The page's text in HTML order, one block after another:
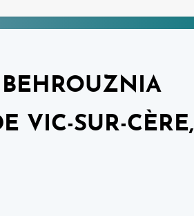
VIC-SUR-CÈRE,